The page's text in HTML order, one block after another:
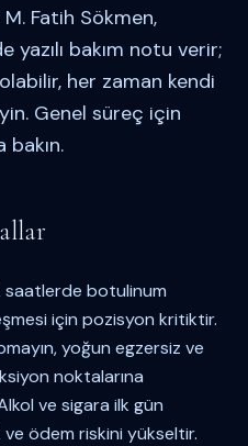
Fatih Sökmen,
yazılı bakım notu verir;
her zaman kendi
Genel süreç için
bakın.
saatlerde botulinum
için pozisyon kritiktir.
yoğun egzersiz ve
noktalarına
ve sigara ilk gün
ödem riskini yükseltir.